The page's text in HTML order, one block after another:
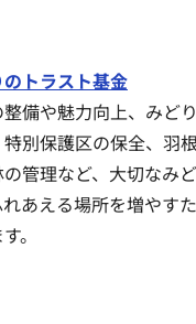
トラスト基金
備や魅力向上、みど
別保護区の保全、羽
管理など、大切なみ
れあえる場所を増やす
。